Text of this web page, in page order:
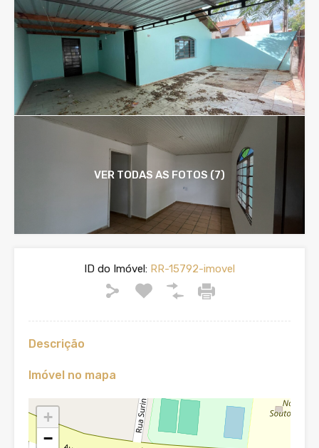
VER TODAS AS FOTOS (7)
ID do Imóvel: RR-15792-imovel
Descrição
Imóvel no mapa
+
−